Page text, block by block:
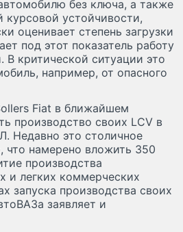
без ключа, а также
курсовой устойчивости,
оценивает степень загрузки
под этот показатель работу
В критической ситуации это
например, от опасного
Fiat в ближайшем
производство своих LCV в
Недавно это столичное
что намерено вложить 350
производства
и легких коммерческих
запуска производства своих
заявляет и